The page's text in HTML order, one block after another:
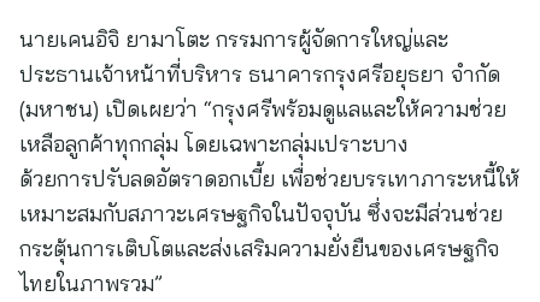
นายเคนอิจิ ยามาโตะ กรรมการผู้จัดการใหญ่และ
ประธานเจ้าหน้าที่บริหาร ธนาคารกรุงศรีอยุธยา จำกัด
(มหาชน) เปิดเผยว่า “กรุงศรีพร้อมดูแลและให้ความช่วย
เหลือลูกค้าทุกกลุ่ม โดยเฉพาะกลุ่มเปราะบาง
ด้วยการปรับลดอัตราดอกเบี้ย เพื่อช่วยบรรเทาภาระหนี้ให้
เหมาะสมกับสภาวะเศรษฐกิจในปัจจุบัน ซึ่งจะมีส่วนช่วย
กระตุ้นการเติบโตและส่งเสริมความยั่งยืนของเศรษฐกิจ
ไทยในภาพรวม”